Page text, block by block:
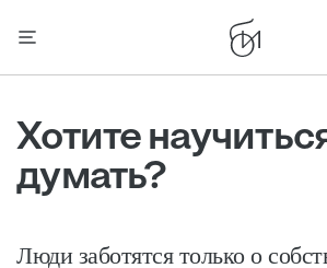
Хотите
думать?
Люди заботятся только о